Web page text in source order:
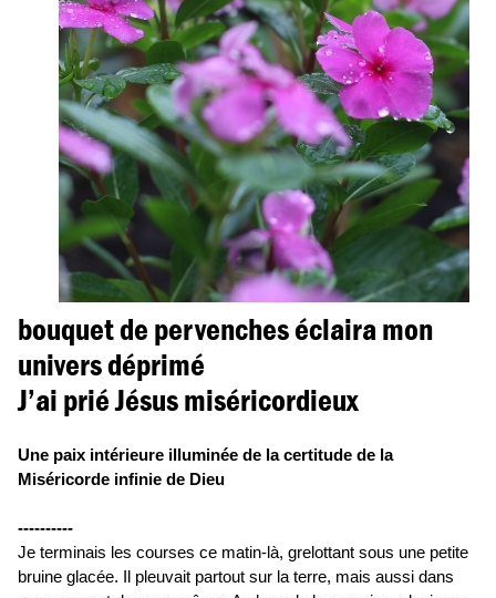
bouquet de pervenches éclaira mon
univers déprimé
J’ai prié Jésus miséricordieux
Une paix intérieure illuminée de la certitude de la
Miséricorde infinie de Dieu
----------
Je terminais les courses ce matin-là, grelottant sous une petite
bruine glacée. Il pleuvait partout sur la terre, mais aussi dans